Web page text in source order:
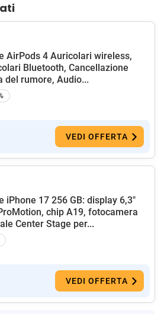
AirPods 4 Auricolari wireless,
Bluetooth, Cancellazione
del rumore, Audio...
VEDI OFFERTA
iPhone 17 256 GB: display 6,3"
chip A19, fotocamera
Center Stage per...
VEDI OFFERTA